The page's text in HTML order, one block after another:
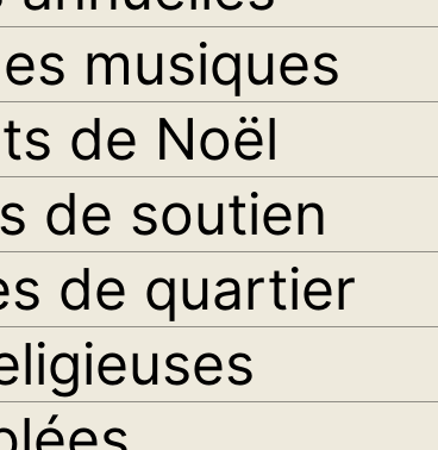
musiques
de Noël
de soutien
de quartier